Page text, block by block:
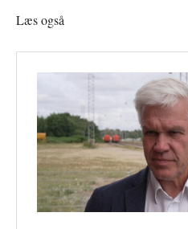
Læs også